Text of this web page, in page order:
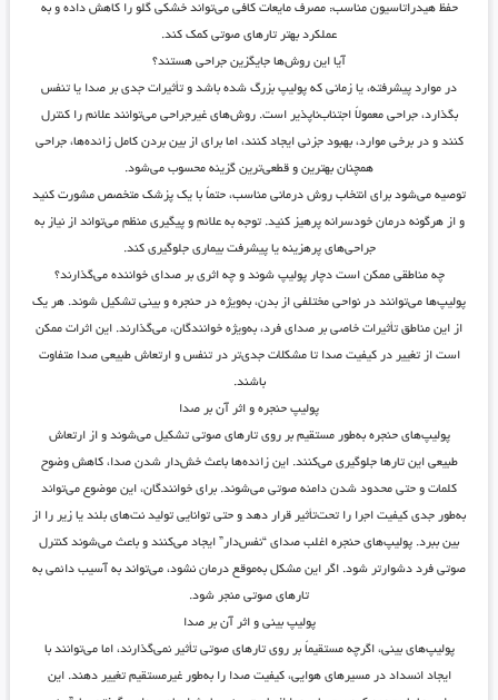
حفظ هیدراتاسیون مناسب: مصرف مایعات کافی می‌تواند خشکی گلو را کاهش داده و به
عملکرد بهتر تارهای صوتی کمک کند.
آیا این روش‌ها جایگزین جراحی هستند؟
در موارد پیشرفته، یا زمانی که پولیپ بزرگ شده باشد و تأثیرات جدی بر صدا یا تنفس
بگذارد، جراحی معمولاً اجتناب‌ناپذیر است. روش‌های غیرجراحی می‌توانند علائم را کنترل
کنند و در برخی موارد، بهبود جزئی ایجاد کنند، اما برای از بین بردن کامل زائده‌ها، جراحی
همچنان بهترین و قطعی‌ترین گزینه محسوب می‌شود.
توصیه می‌شود برای انتخاب روش درمانی مناسب، حتماً با یک پزشک متخصص مشورت کنید
و از هرگونه درمان خودسرانه پرهیز کنید. توجه به علائم و پیگیری منظم می‌تواند از نیاز به
جراحی‌های پرهزینه یا پیشرفت بیماری جلوگیری کند.
چه مناطقی ممکن است دچار پولیپ شوند و چه اثری بر صدای خواننده می‌گذارند؟
پولیپ‌ها می‌توانند در نواحی مختلفی از بدن، به‌ویژه در حنجره و بینی تشکیل شوند. هر یک
از این مناطق تأثیرات خاصی بر صدای فرد، به‌ویژه خوانندگان، می‌گذارند. این اثرات ممکن
است از تغییر در کیفیت صدا تا مشکلات جدی‌تر در تنفس و ارتعاش طبیعی صدا متفاوت
باشند.
پولیپ حنجره و اثر آن بر صدا
پولیپ‌های حنجره به‌طور مستقیم بر روی تارهای صوتی تشکیل می‌شوند و از ارتعاش
طبیعی این تارها جلوگیری می‌کنند. این زائده‌ها باعث خش‌دار شدن صدا، کاهش وضوح
کلمات و حتی محدود شدن دامنه صوتی می‌شوند. برای خوانندگان، این موضوع می‌تواند
به‌طور جدی کیفیت اجرا را تحت‌تأثیر قرار دهد و حتی توانایی تولید نت‌های بلند یا زیر را از
بین ببرد. پولیپ‌های حنجره اغلب صدای “نفس‌دار” ایجاد می‌کنند و باعث می‌شوند کنترل
صوتی فرد دشوارتر شود. اگر این مشکل به‌موقع درمان نشود، می‌تواند به آسیب دائمی به
تارهای صوتی منجر شود.
پولیپ بینی و اثر آن بر صدا
پولیپ‌های بینی، اگرچه مستقیماً بر روی تارهای صوتی تأثیر نمی‌گذارند، اما می‌توانند با
ایجاد انسداد در مسیرهای هوایی، کیفیت صدا را به‌طور غیرمستقیم تغییر دهند. این